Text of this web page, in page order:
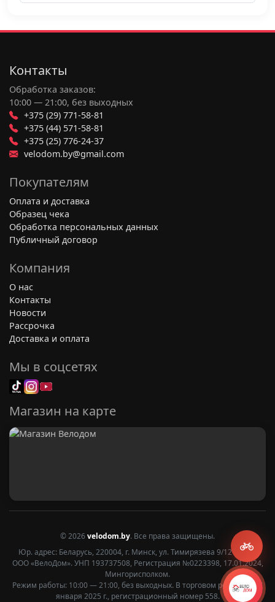
Контакты
Обработка заказов:
10:00 — 21:00, без выходных
+375 (29) 771-58-81
+375 (44) 571-58-81
+375 (25) 776-24-37
velodom.by@gmail.com
Покупателям
Оплата и доставка
Образец чека
Обработка персональных данных
Публичный договор
Компания
О нас
Контакты
Новости
Рассрочка
Доставка и оплата
Мы в соцсетях
Магазин на карте
© 2026velodom.by. Все права защищены.
Юр. адрес: Беларусь, 220004, г. Минск, ул. Тимирязева 9/12 2 этаж
ООО «ВелоДом». УНП 193737508, Регистрация №0223398, 17.01.2024,
Мингорисполком.
Режим работы: 10:00 — 21:00, без выходных. В торговом реестре с 27
января 2025 г., регистрационный номер 558.